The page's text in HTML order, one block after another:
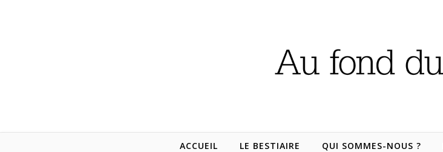
ACCUEIL LE BESTIAIRE QUI SOMMES-NOUS ?